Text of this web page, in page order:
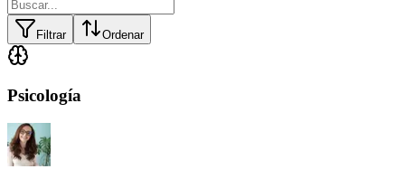
Filtrar Ordenar
Psicología